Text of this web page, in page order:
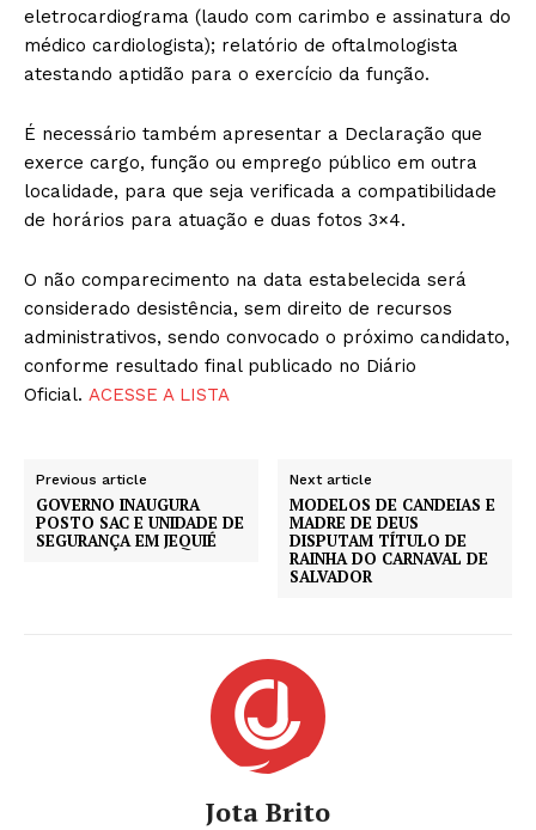
eletrocardiograma (laudo com carimbo e assinatura do
médico cardiologista); relatório de oftalmologista
atestando aptidão para o exercício da função.
É necessário também apresentar a Declaração que
exerce cargo, função ou emprego público em outra
localidade, para que seja verificada a compatibilidade
de horários para atuação e duas fotos 3×4.
O não comparecimento na data estabelecida será
considerado desistência, sem direito de recursos
administrativos, sendo convocado o próximo candidato,
conforme resultado final publicado no Diário
Oficial. ACESSE A LISTA
Previous article
GOVERNO INAUGURA
POSTO SAC E UNIDADE DE
SEGURANÇA EM JEQUIÉ
Next article
MODELOS DE CANDEIAS E
MADRE DE DEUS
DISPUTAM TÍTULO DE
RAINHA DO CARNAVAL DE
SALVADOR
Jota Brito